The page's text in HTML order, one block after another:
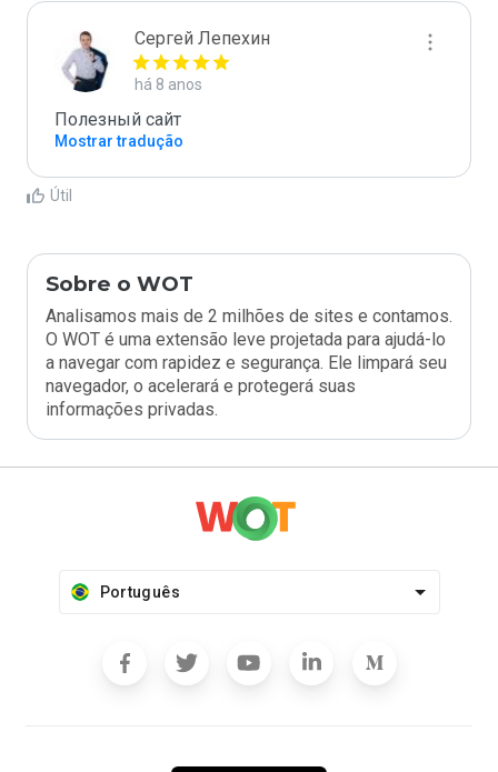
Сергей Лепехин
há 8 anos
Полезный сайт
Mostrar tradução
Útil
Sobre o WOT
Analisamos mais de 2 milhões de sites e contamos.
O WOT é uma extensão leve projetada para ajudá-lo
a navegar com rapidez e segurança. Ele limpará seu
navegador, o acelerará e protegerá suas
informações privadas.
Português